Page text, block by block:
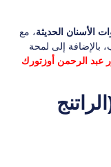
الأسنان الحديثة، مع
بالإضافة إلى لمحة
عبد الرحمن أوزتورك